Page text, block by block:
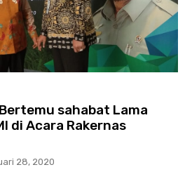
sahabat Lama
di Acara Rakernas
28, 2020